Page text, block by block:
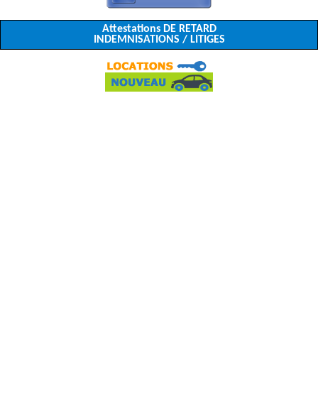
Attestations DE RETARD
INDEMNISATIONS / LITIGES